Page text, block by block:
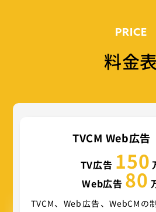
PRICE
料金表
TVCM Web広告
TV広告 150
Web広告 80
TVCM、Web広告、WebCMの